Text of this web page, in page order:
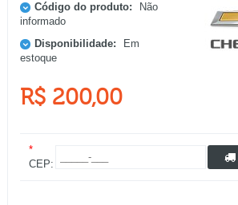
Código do produto:
Não
informado
Disponibilidade:
Em
estoque
R$ 200,00
*
CEP: